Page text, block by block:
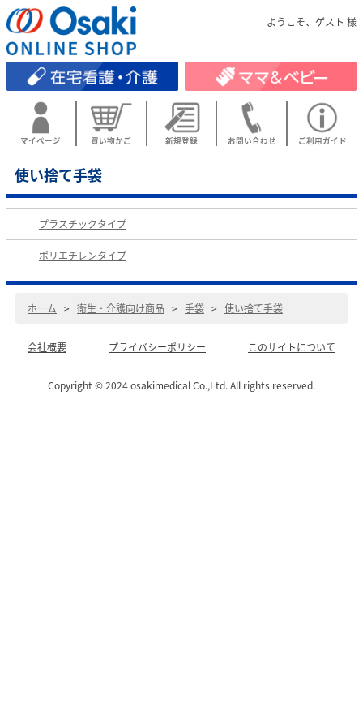
ようこそ、ゲスト 様
マイページ 買い物かご 新規登録 お問い合わせ ご利用ガイド
使い捨て手袋
プラスチックタイプ
ポリエチレンタイプ
ホーム > 衛生・介護向け商品 > 手袋 > 使い捨て手袋
会社概要 プライバシーポリシー このサイトについて
Copyright © 2024 osakimedical Co.,Ltd. All rights reserved.